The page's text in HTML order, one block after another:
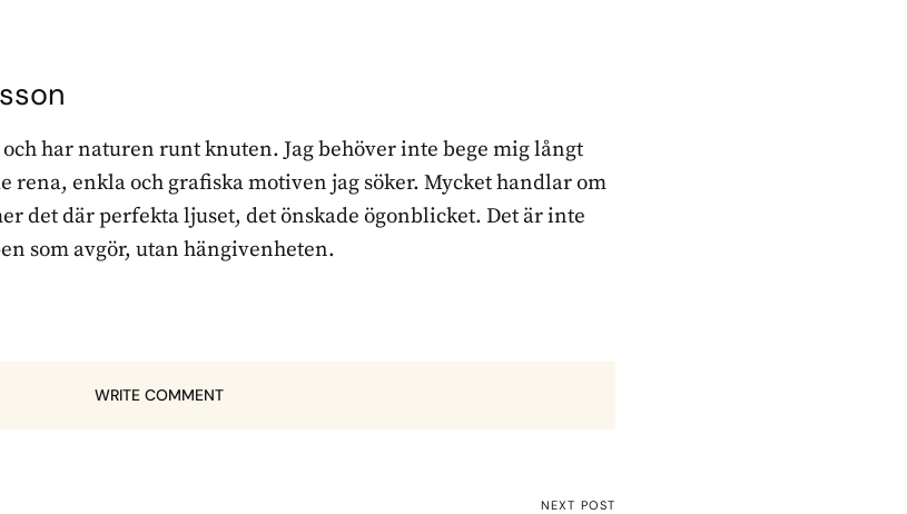
har naturen runt knuten. Jag behöver inte bege mig långt
rena, enkla och grafiska motiven jag söker. Mycket handlar om
det där perfekta ljuset, det önskade ögonblicket. Det är inte
som avgör, utan hängivenheten.
WRITE COMMENT
NEXT POST